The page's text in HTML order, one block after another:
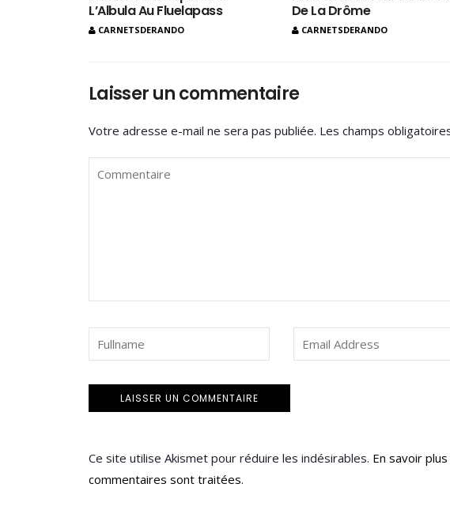
L’Albula Au Fluelapass
CARNETSDERANDO
De La Drôme
CARNETSDERANDO
Laisser un commentaire
Votre adresse e-mail ne sera pas publiée. Les champs
Ce site utilise Akismet pour réduire les indésirables. En savoir
commentaires sont traitées.